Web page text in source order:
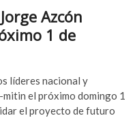
Azcón
1 de
líderes nacional y
el próximo domingo 1
el proyecto de futuro